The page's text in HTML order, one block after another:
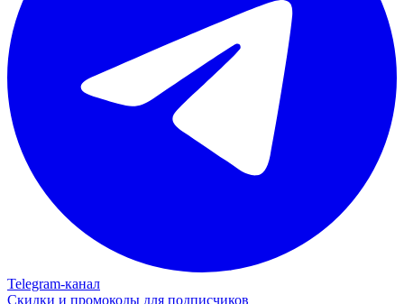
Telegram‑канал
Скидки и промокоды для подписчиков